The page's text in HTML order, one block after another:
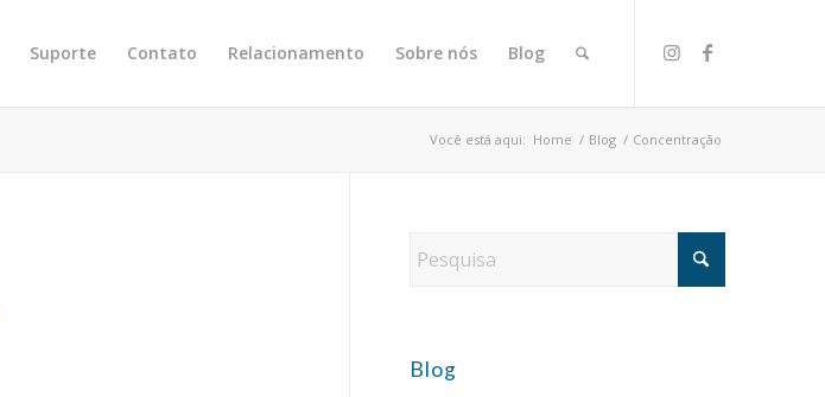
Suporte Contato Relacionamento Sobre nós Blog
Você está aqui: Home / Blog / Concentração
Blog